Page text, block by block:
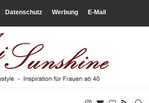
Datenschutz Werbung E-Mail